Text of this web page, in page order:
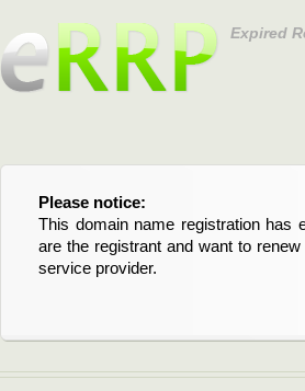
Expired
Please notice:
This domain name registration has
are the registrant and want to
service provider.
Bitte beachten Sie:
Diese Domainregistrierung ist
Domain stehen an. Wenn Sie
verlängern möchten, kontaktieren